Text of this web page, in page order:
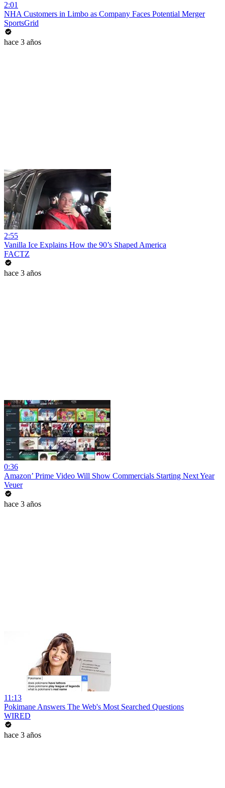
2:01
NHA Customers in Limbo as Company Faces Potential Merger
SportsGrid
hace 3 años
2:55
Vanilla Ice Explains How the 90’s Shaped America
FACTZ
hace 3 años
0:36
Amazon’ Prime Video Will Show Commercials Starting Next Year
Veuer
hace 3 años
11:13
Pokimane Answers The Web's Most Searched Questions
WIRED
hace 3 años